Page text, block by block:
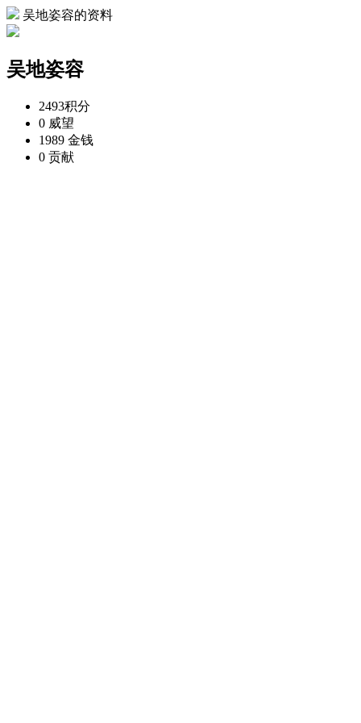
吴地姿容的资料
吴地姿容
2493积分
0 威望
1989 金钱
0 贡献